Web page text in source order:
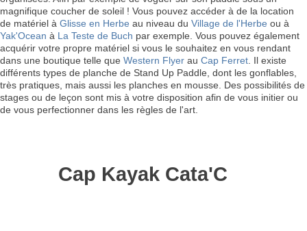
magnifique coucher de soleil ! Vous pouvez accéder à de la location
de matériel à Glisse en Herbe au niveau du Village de l'Herbe ou à
Yak'Ocean à La Teste de Buch par exemple. Vous pouvez également
acquérir votre propre matériel si vous le souhaitez en vous rendant
dans une boutique telle que Western Flyer au Cap Ferret . Il existe
différents types de planche de Stand Up Paddle, dont les gonflables,
très pratiques, mais aussi les planches en mousse. Des possibilités de
stages ou de leçon sont mis à votre disposition afin de vous initier ou
de vous perfectionner dans les règles de l'art.
Cap Kayak Cata'C